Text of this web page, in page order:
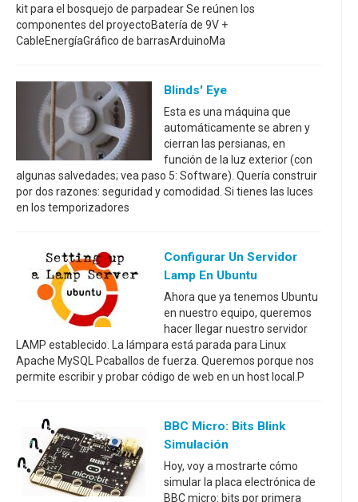
kit para el bosquejo de parpadear Se reúnen los
componentes del proyectoBatería de 9V +
CableEnergíaGráfico de barrasArduinoMa
Blinds' Eye
Esta es una máquina que
automáticamente se abren y
cierran las persianas, en
función de la luz exterior (con
algunas salvedades; vea paso 5: Software). Quería construir
por dos razones: seguridad y comodidad. Si tienes las luces
en los temporizadores
Configurar Un Servidor
Lamp En Ubuntu
Ahora que ya tenemos Ubuntu
en nuestro equipo, queremos
hacer llegar nuestro servidor
LAMP establecido. La lámpara está parada para Linux
Apache MySQL Pcaballos de fuerza. Queremos porque nos
permite escribir y probar código de web en un host local.P
BBC Micro: Bits Blink
Simulación
Hoy, voy a mostrarte cómo
simular la placa electrónica de
BBC micro: bits por primera